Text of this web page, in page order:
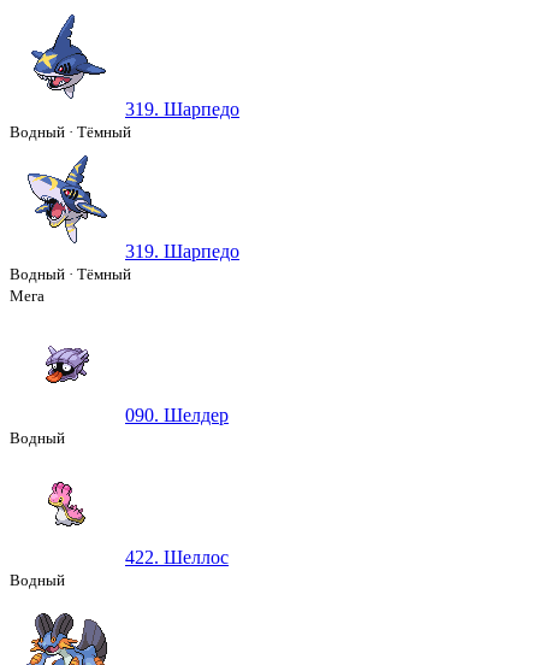
319. Шарпедо
Водный · Тёмный
319. Шарпедо
Водный · Тёмный
Мега
090. Шелдер
Водный
422. Шеллос
Водный